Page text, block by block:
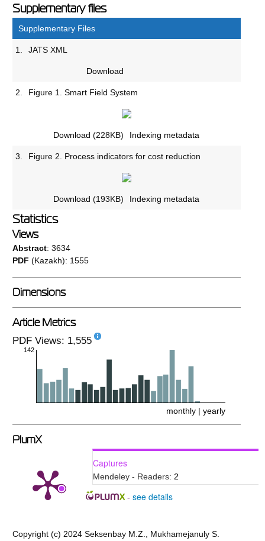
Supplementary files
Supplementary Files
1. JATS XML
Download
2. Figure 1. Smart Field System
Download (228KB) Indexing metadata
3. Figure 2. Process indicators for cost reduction
Download (193KB) Indexing metadata
Statistics
Views
Abstract: 3634
PDF (Kazakh): 1555
Dimensions
Article Metrics
PDF Views: 1,555
142
monthly |yearly
PlumX
Captures
Mendeley - Readers:2
- see details
Copyright (c) 2024 Seksenbay M.Z., Mukhamejanuly S.